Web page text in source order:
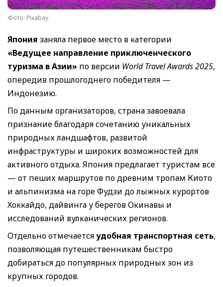
Фото: Pixabay
Япония заняла первое место в категории
«Ведущее направление приключенческого
туризма в Азии» по версии World Travel Awards 2025,
опередив прошлогоднего победителя —
Индонезию.
По данным организаторов, страна завоевала
признание благодаря сочетанию уникальных
природных ландшафтов, развитой
инфраструктуры и широких возможностей для
активного отдыха. Япония предлагает туристам все
— от пеших маршрутов по древним тропам Киото
и альпинизма на горе Фудзи до лыжных курортов
Хоккайдо, дайвинга у берегов Окинавы и
исследований вулканических регионов.
Отдельно отмечаетсяудобная транспортная сеть,
позволяющая путешественникам быстро
добираться до популярных природных зон из
крупных городов.